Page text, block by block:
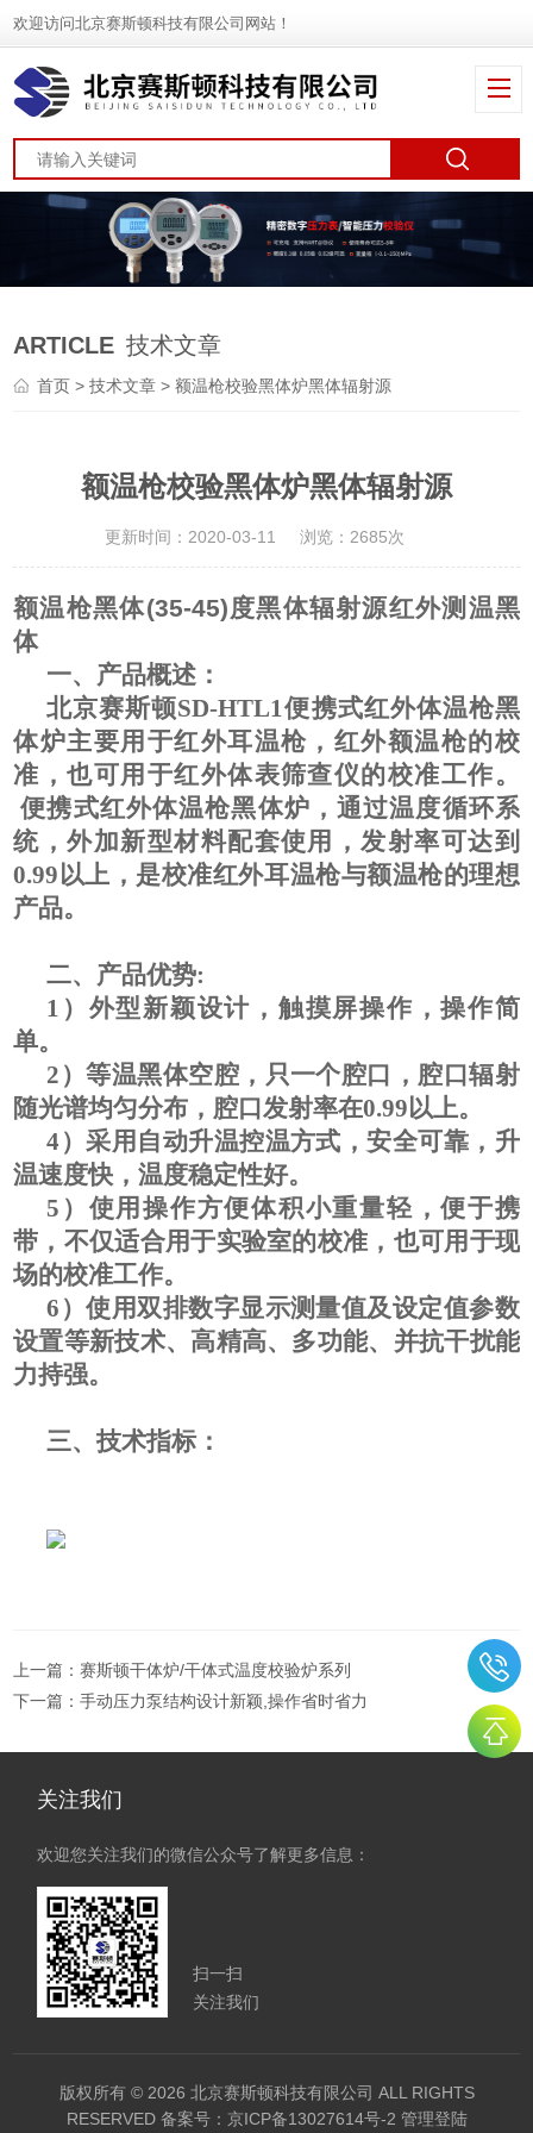
欢迎访问北京赛斯顿科技有限公司网站！
ARTICLE 技术文章
首页 >技术文章 > 额温枪校验黑体炉黑体辐射源
额温枪校验黑体炉黑体辐射源
更新时间：2020-03-11 浏览：2685次
额温枪黑体(35-45)度黑体辐射源红外测温黑
体
一、产品概述：
北京赛斯顿SD-HTL1便携式红外体温枪黑
体炉主要用于红外耳温枪，红外额温枪的校
准，也可用于红外体表筛查仪的校准工作。
便携式红外体温枪黑体炉，通过温度循环系
统，外加新型材料配套使用，发射率可达到
0.99以上，是校准红外耳温枪与额温枪的理想
产品。
二、产品优势:
1）外型新颖设计，触摸屏操作，操作简
单。
2）等温黑体空腔，只一个腔口，腔口辐射
随光谱均匀分布，腔口发射率在0.99以上。
4）采用自动升温控温方式，安全可靠，升
温速度快，温度稳定性好。
5）使用操作方便体积小重量轻，便于携
带，不仅适合用于实验室的校准，也可用于现
场的校准工作。
6）使用双排数字显示测量值及设定值参数
设置等新技术、高精高、多功能、并抗干扰能
力持强。
三、技术指标：
上一篇：赛斯顿干体炉/干体式温度校验炉系列
下一篇：手动压力泵结构设计新颖,操作省时省力
关注我们
欢迎您关注我们的微信公众号了解更多信息：
扫一扫
关注我们
版权所有 © 2026 北京赛斯顿科技有限公司 ALL RIGHTS
RESERVED 备案号：京ICP备13027614号-2 管理登陆